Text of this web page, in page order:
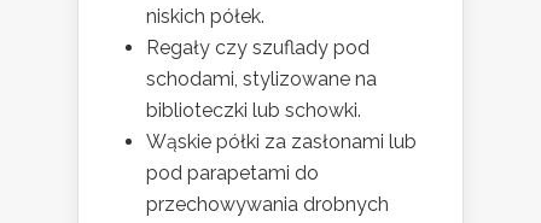
niskich półek.
Regały czy szuflady pod
schodami, stylizowane na
biblioteczki lub schowki.
Wąskie półki za zasłonami lub
pod parapetami do
przechowywania drobnych